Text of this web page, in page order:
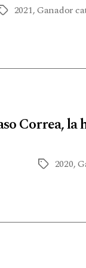
2021,Ganador
Correa, la
2020,